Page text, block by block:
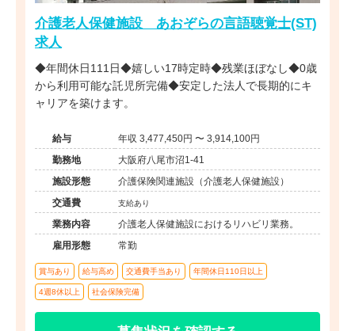
介護老人保健施設 あおぞらの言語聴覚士(ST)
求人
◆年間休日111日◆嬉しい17時定時◆残業ほぼなし◆0歳
から利用可能な託児所完備◆安定した法人で長期的にキ
ャリアを築けます。
給与
年収 3,477,450円 〜 3,914,100円
勤務地
大阪府八尾市沼1-41
施設形態
介護保険関連施設（介護老人保健施設）
交通費
支給あり
業務内容
介護老人保健施設におけるリハビリ業務。
雇用形態
常勤
賞与あり 給与高め 交通費手当あり 年間休日110日以上
4週8休以上 社会保険完備